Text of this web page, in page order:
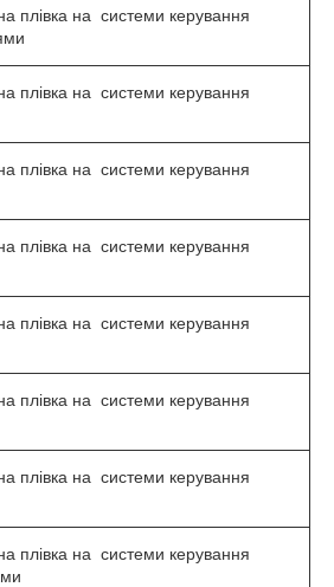
плівка на системи керування
плівка на системи керування
плівка на системи керування
плівка на системи керування
плівка на системи керування
плівка на системи керування
плівка на системи керування
плівка на системи керування